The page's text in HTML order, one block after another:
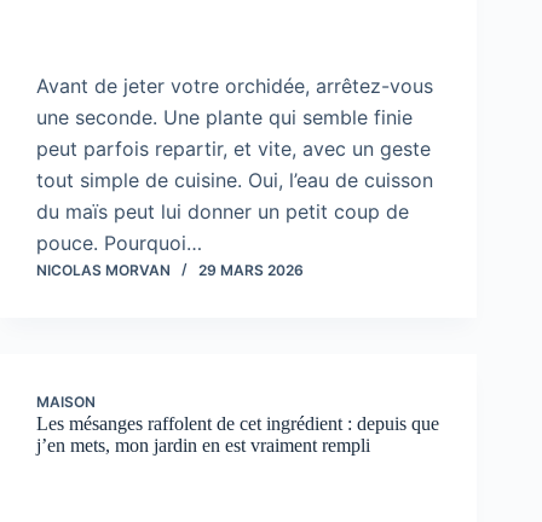
Avant de jeter votre orchidée, arrêtez-vous
une seconde. Une plante qui semble finie
peut parfois repartir, et vite, avec un geste
tout simple de cuisine. Oui, l’eau de cuisson
du maïs peut lui donner un petit coup de
pouce. Pourquoi…
NICOLAS MORVAN 29 MARS 2026
MAISON
Les mésanges raffolent de cet ingrédient : depuis que
j’en mets, mon jardin en est vraiment rempli